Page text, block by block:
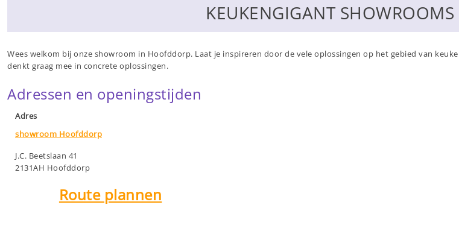
KEUKENGIGANT
Wees welkom bij onze showroom in Hoofddorp. Laat je inspireren door de vele oplossingen op het gebied van
denkt graag mee in concrete oplossingen.
Adressen en openingstijden
Adres
showroom Hoofddorp
J.C. Beetslaan 41
2131AH Hoofddorp
Route plannen